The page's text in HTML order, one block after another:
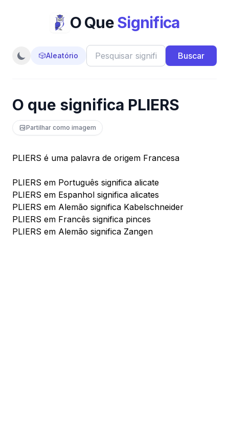
O QueSignifica
🎲Aleatório Buscar
O que significa PLIERS
Partilhar como imagem
PLIERS é uma palavra de origem Francesa
PLIERS em Português significa alicate
PLIERS em Espanhol significa alicates
PLIERS em Alemão significa Kabelschneider
PLIERS em Francês significa pinces
PLIERS em Alemão significa Zangen